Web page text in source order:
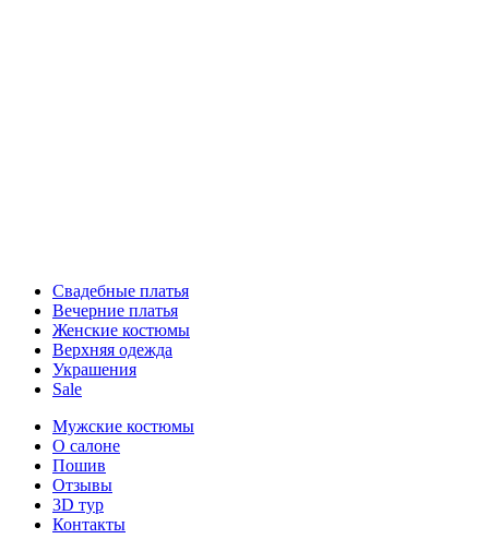
Свадебные платья
Вечерние платья
Женские костюмы
Верхняя одежда
Украшения
Sale
Мужские костюмы
О салоне
Пошив
Отзывы
3D тур
Контакты